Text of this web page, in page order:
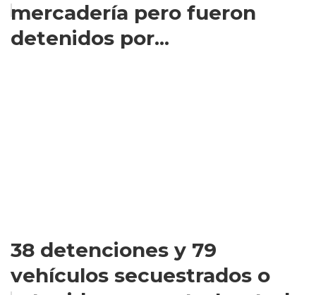
mercadería pero fueron
detenidos por...
38 detenciones y 79
vehículos secuestrados o